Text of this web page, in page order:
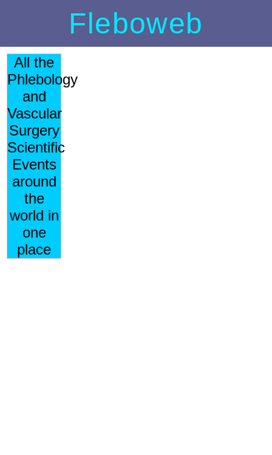
Fleboweb
All the
Phlebology
and
Vascular
Surgery
Scientific
Events
around
the
world in
one
place